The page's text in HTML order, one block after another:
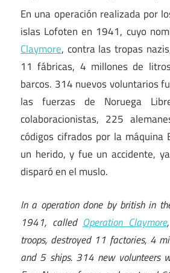
En una operación realizada por
islas Lofoten en 1941, cuyo
Claymore, contra las tropas
11 fábricas, 4 millones de
barcos. 314 nuevos voluntarios
las fuerzas de Noruega
colaboracionistas, 225
códigos cifrados por la máquina
un herido, y fue un accidente,
disparó en el muslo.
In a operation done by british in
1941, called Operation Claymore
troops, destroyed 11 factories, 4
and 5 ships. 314 new volunteers